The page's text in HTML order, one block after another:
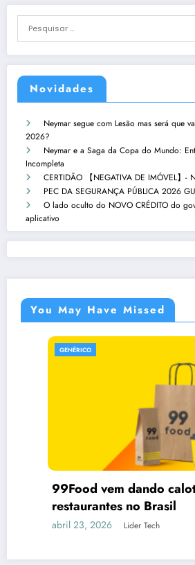
Novidades
Neymar segue com Lesão mas será que
2026?
Neymar e a Saga da Copa do Mundo:
Incompleta
CERTIDÃO 【NEGATIVA DE IMÓVEL】-
PEC DA SEGURANÇA PÚBLICA 2026
O lado oculto do NOVO CRÉDITO do
aplicativo
You May Have Missed
GENÉRICO
99Food vem dando calote
restaurantes no Brasil
abril 23, 2026 Lider Tech